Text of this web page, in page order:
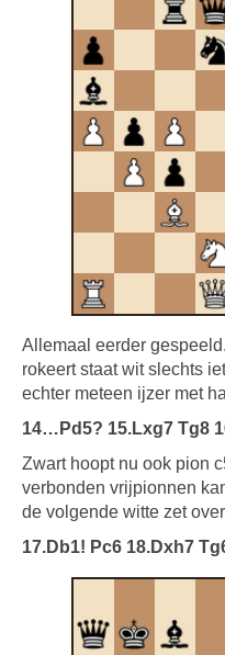
Allemaal eerder
rokeert staat wit slechts
echter meteen ijzer met
14…Pd5? 15.Lxg7 Tg8
Zwart hoopt nu ook pion
verbonden vrijpionnen
de volgende witte zet
17.Db1! Pc6 18.Dxh7